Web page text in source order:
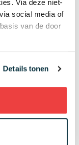
Via deze niet-
social media of
van de door
Details tonen
na akkoord met
zoeken als we
drievoudig
de Solheim Cup